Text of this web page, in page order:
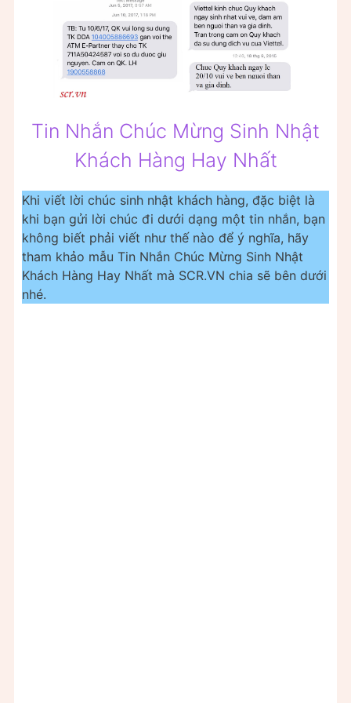
Tin Nhắn Chúc Mừng Sinh Nhật
Khách Hàng Hay Nhất
Khi viết lời chúc sinh nhật khách hàng, đặc biệt là
khi bạn gửi lời chúc đi dưới dạng một tin nhắn, bạn
không biết phải viết như thế nào để ý nghĩa, hãy
tham khảo mẫu Tin Nhắn Chúc Mừng Sinh Nhật
Khách Hàng Hay Nhất mà SCR.VN chia sẽ bên dưới
nhé.